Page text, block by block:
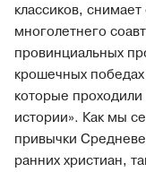
классиков,
многолетнего
провинциальных
крошечных победах
которые
истории». Как мы
привычки
ранних христиан,